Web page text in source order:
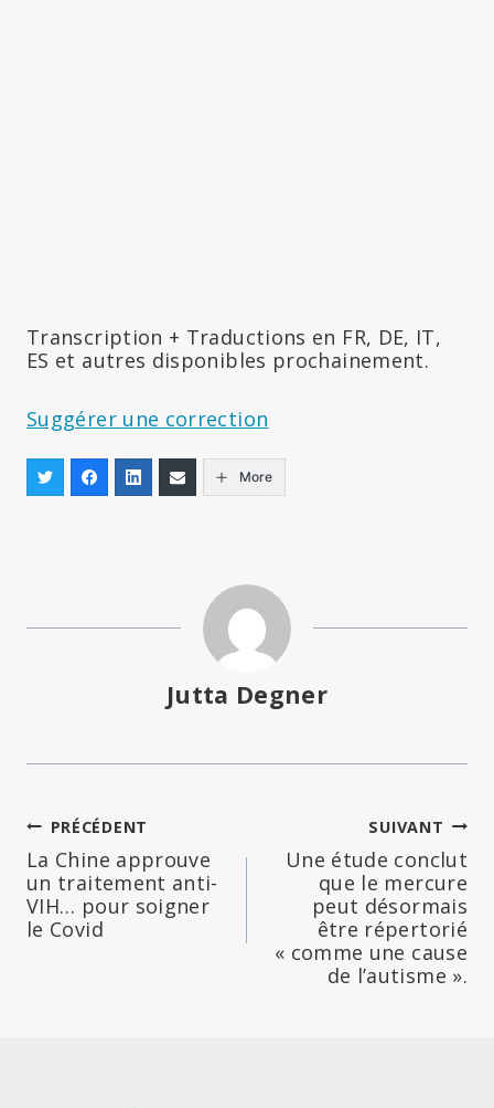
Transcription + Traductions en FR, DE, IT,
ES et autres disponibles prochainement.
Suggérer une correction
More
Jutta Degner
Navigation
de
l’article
PRÉCÉDENT
La Chine approuve
un traitement anti-
VIH… pour soigner
le Covid
SUIVANT
Une étude conclut
que le mercure
peut désormais
être répertorié
« comme une cause
de l’autisme ».